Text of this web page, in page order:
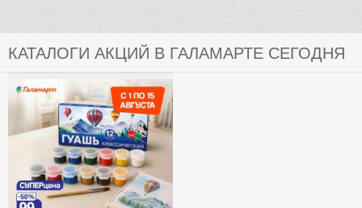
КАТАЛОГИ АКЦИЙ В ГАЛАМАРТЕ СЕГОДНЯ